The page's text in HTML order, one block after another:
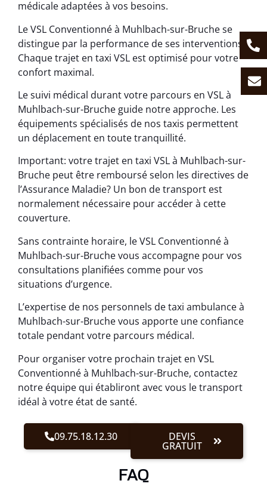
médicale adaptées à vos besoins.
Le VSL Conventionné à Muhlbach-sur-Bruche se
distingue par la performance de ses interventions.
Chaque trajet en taxi VSL est optimisé pour votre
confort maximal.
Le suivi médical durant votre parcours en VSL à
Muhlbach-sur-Bruche guide notre approche. Les
équipements spécialisés de nos taxis permettent
un déplacement en toute tranquillité.
Important: votre trajet en taxi VSL à Muhlbach-sur-
Bruche peut être remboursé selon les directives de
l’Assurance Maladie? Un bon de transport est
normalement nécessaire pour accéder à cette
couverture.
Sans contrainte horaire, le VSL Conventionné à
Muhlbach-sur-Bruche vous accompagne pour vos
consultations planifiées comme pour vos
situations d’urgence.
L’expertise de nos personnels de taxi ambulance à
Muhlbach-sur-Bruche vous apporte une confiance
totale pendant votre parcours médical.
Pour organiser votre prochain trajet en VSL
Conventionné à Muhlbach-sur-Bruche, contactez
notre équipe qui établiront avec vous le transport
idéal à votre état de santé.
09.75.18.12.30 DEVIS
GRATUIT
FAQ